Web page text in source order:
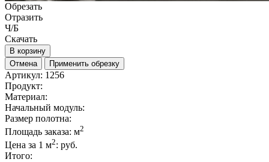
Обрезать
Отразить
Ч/Б
Скачать
В корзину
Отмена
Применить обрезку
Артикул: 1256
Продукт:
Материал:
Начальный модуль:
Размер полотна:
Площадь заказа: м2
Цена за 1 м2: руб.
Итого: